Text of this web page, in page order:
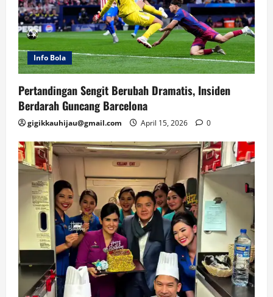
Info Bola
Pertandingan Sengit Berubah Dramatis, Insiden
Berdarah Guncang Barcelona
gigikkauhijau@gmail.com April 15, 2026 0